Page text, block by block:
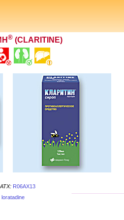
®(CLARITINE)
R06AX13
loratadine